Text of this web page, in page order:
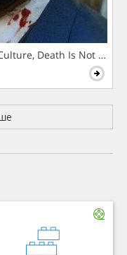
Death Is Not The